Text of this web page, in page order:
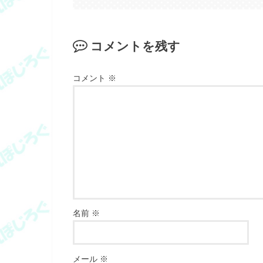
コメントを残す
コメント ※
名前 ※
メール ※